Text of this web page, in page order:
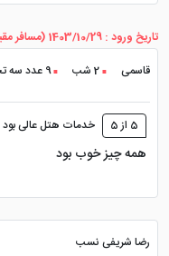
تاریخ ورود : 1403/10/29 (مسافر مقیم)
قاسمی
2 شب
9 عدد سه تخته (اقامت با صبحانه)
5 از 5 خدمات هتل عالی بود
همه چیز خوب بود
رضا شریفی نسب